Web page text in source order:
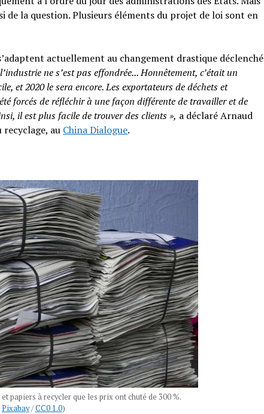
de la question. Plusieurs éléments du projet de loi sont en
actuellement au changement drastique déclenché
ne s’est pas effondrée... Honnêtement, c’était un
et 2020 le sera encore. Les exportateurs de déchets et
forcés de réfléchir à une façon différente de travailler et de
il est plus facile de trouver des clients », a déclaré Arnaud
au China Dialogue.
papiers à recycler que les prix ont chuté de 300 %.
Pixabay/CC0 1.0)